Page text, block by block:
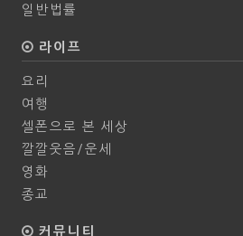
일반법률
라이프
요리
여행
셀폰으로 본 세상
깔깔웃음/운세
영화
종교
커뮤니티